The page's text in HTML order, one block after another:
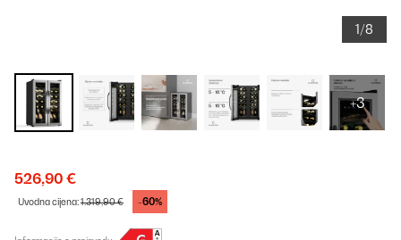
1/8
+3
526,90 €
Uvodna cijena:1.319,90 € -60%